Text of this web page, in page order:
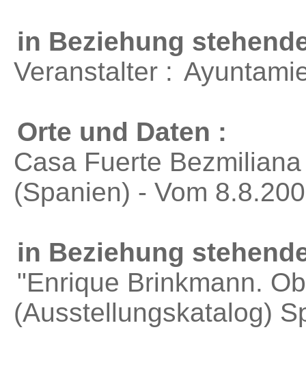
in Beziehung
Veranstalter :
Orte und Daten :
Casa Fuerte
(Spanien) - Vom
in Beziehung
"Enrique Brinkmann.
(Ausstellungskatalog)